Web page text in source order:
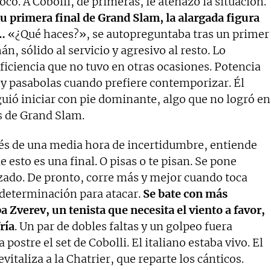
primera final de Grand Slam, la alargada figura
«¿Qué haces?», se autopreguntaba tras un primer
sólido al servicio y agresivo al resto. Lo
que no tuvo en otras ocasiones. Potencia
pasabolas cuando prefiere contemporizar. Él
iniciar con pie dominante, algo que no logró en
Grand Slam.
de una media hora de incertidumbre, entiende
esto es una final. O pisas o te pisan. Se pone
De pronto, corre más y mejor cuando toca
para atacar. Se bate con más
Zverev, un tenista que necesita el viento a favor,
. Un par de dobles faltas y un golpeo fuera
postre el set de Cobolli. El italiano estaba vivo. El
a la Chatrier, que reparte los cánticos.